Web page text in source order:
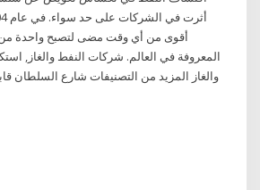
أقوى من أي وقت مضى لتصبح واحدة
المعروفة في العالم. شركات النفط والغاز,
والغاز المزيد من التصنيفات شارع